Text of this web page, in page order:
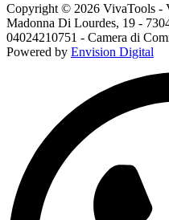
Copyright © 2026 VivaTools -
Madonna Di Lourdes, 19 -
04024210751 - Camera di
Powered by Envision Digital